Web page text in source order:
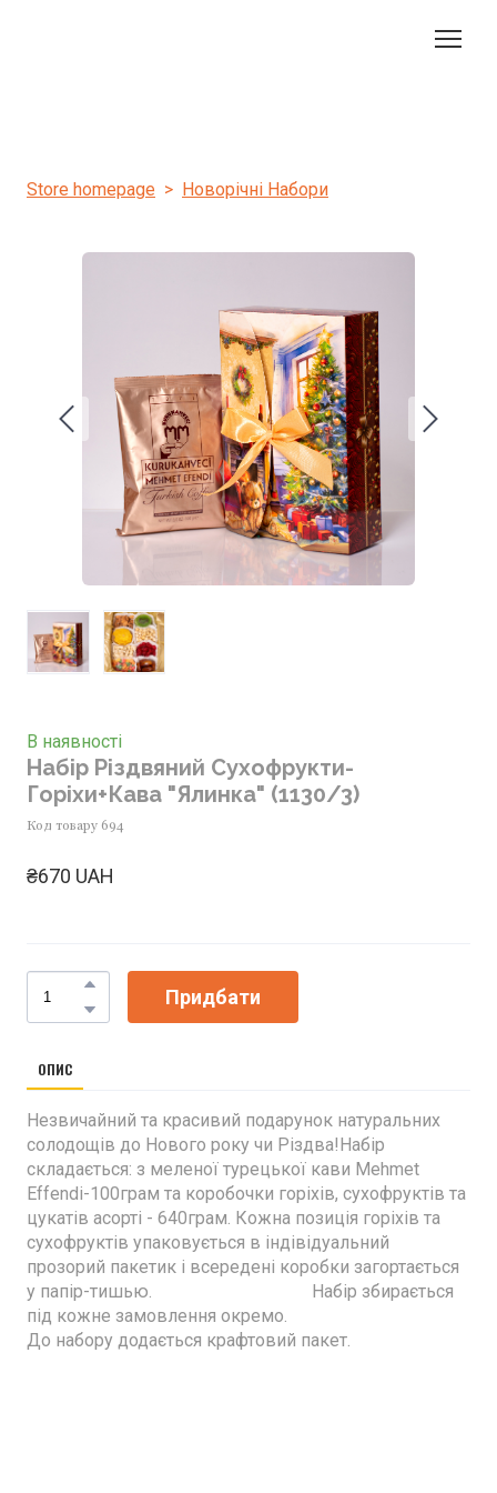
Store homepage Новорічні Набори
В наявності
Набір Різдвяний Сухофрукти-
Горіхи+Кава "Ялинка" (1130/3)
Код товару 694
₴670 UAH
Придбати
ОПИС
Незвичайний та красивий подарунок натуральних
солодощів до Нового року чи Різдва!Набір
складається: з меленої турецької кави Mehmet
Effendi-100грам та коробочки горіхів, сухофруктів та
цукатів асорті - 640грам. Кожна позиція горіхів та
сухофруктів упаковується в індівідуальний
прозорий пакетик і всередені коробки загортається
у папір-тишью. Набір збирається
під кожне замовлення окремо.
До набору додається крафтовий пакет.